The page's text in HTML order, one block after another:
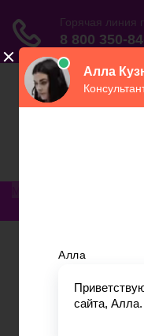
Финансовое
Банковское